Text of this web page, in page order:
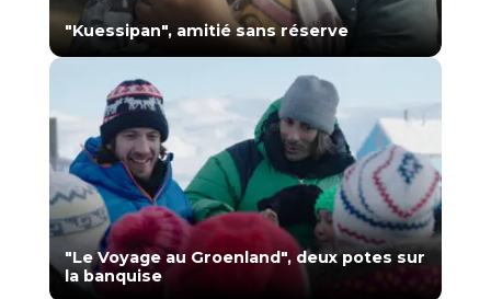
"Kuessipan", amitié sans réserve
"Le Voyage au Groenland", deux potes sur
la banquise